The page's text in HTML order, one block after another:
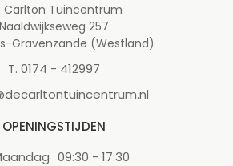
Carlton Tuincentrum
Naaldwijkseweg 257
's-Gravenzande (Westland)
T. 0174 - 412997
OPENINGSTIJDEN
09:30 - 17:30